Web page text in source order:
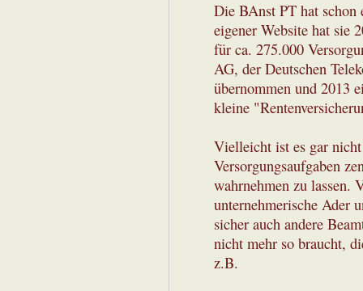
Die BAnst PT hat schon
eigener Website hat sie
für ca. 275.000
AG, der Deutschen
übernommen und 2013
kleine
Vielleicht ist es gar
Versorgungsaufgaben
wahrnehmen zu lassen.
unternehmerische Ader
sicher auch andere
nicht mehr so braucht,
z.B.